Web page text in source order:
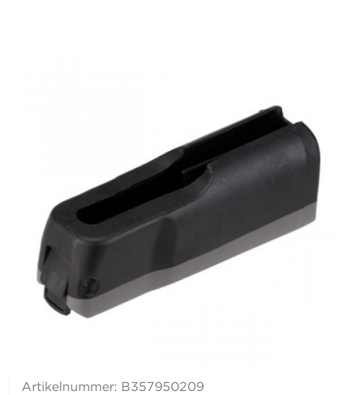
Artikelnummer: B357950209